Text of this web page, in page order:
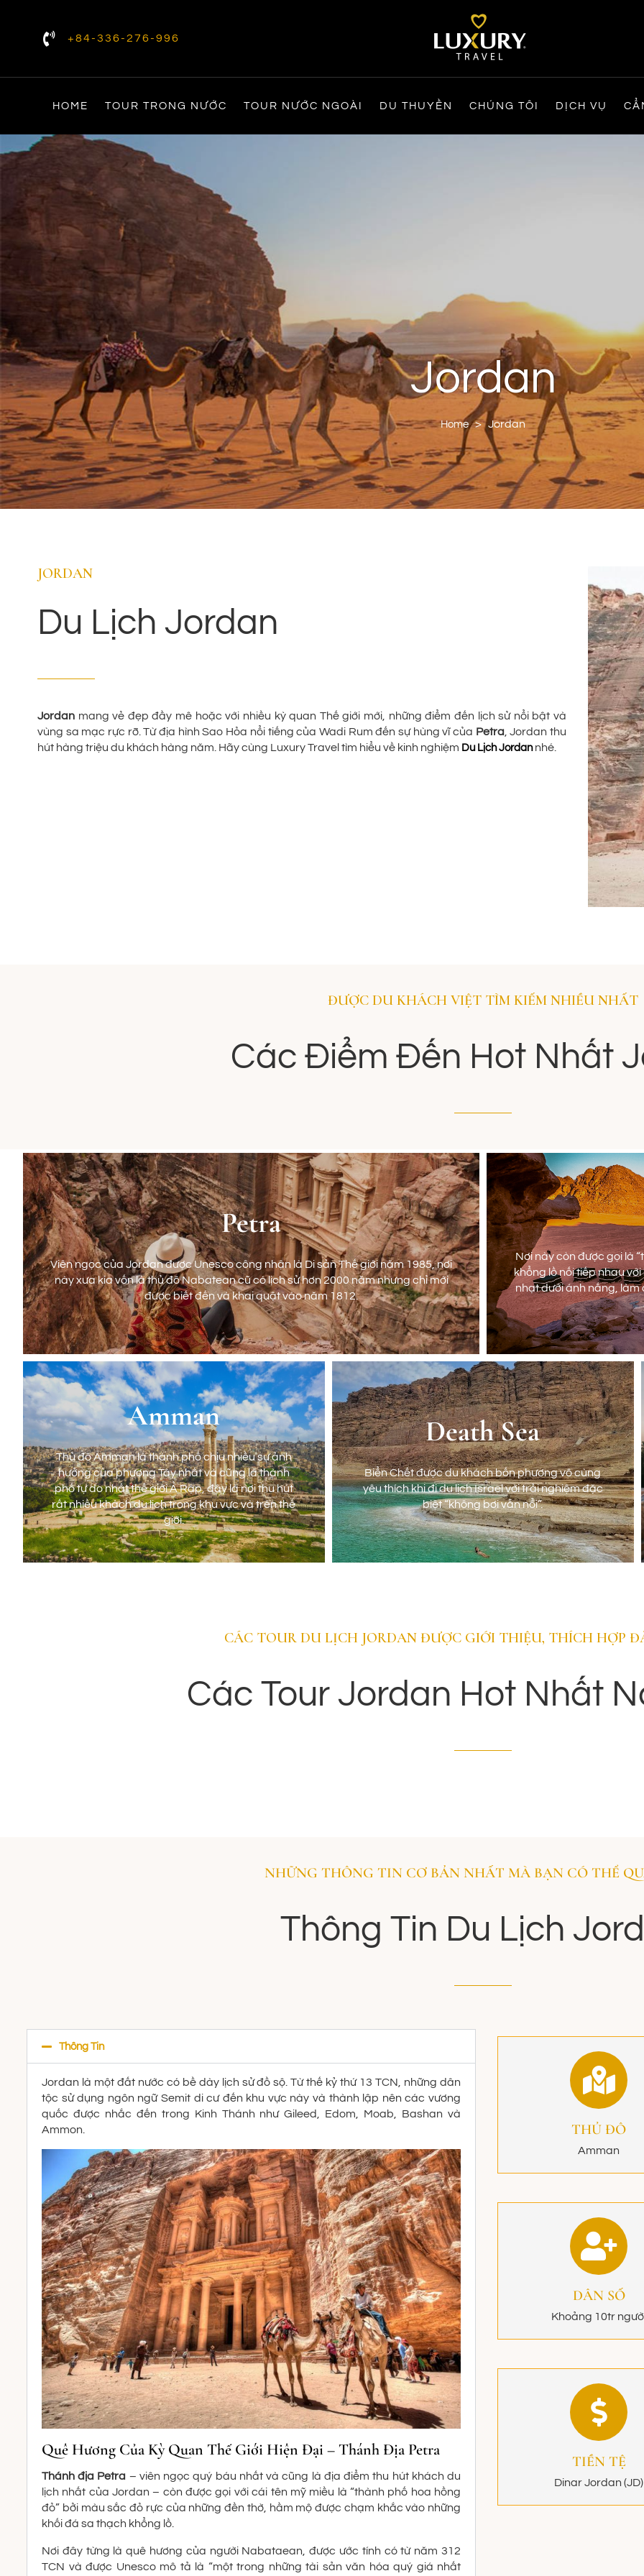
+84-336-276-996
HOME TOUR TRONG NƯỚC TOUR NƯỚC NGOÀI DU THUYỀN CHÚNG TÔI DỊCH VỤ
Jordan
Home > Jordan
JORDAN
Du Lịch Jordan
Jordan mang vẻ đẹp đầy mê hoặc với nhiều kỳ quan Thế giới mới, những điểm đến lịch sử nổi bật và
vùng sa mạc rực rỡ. Từ địa hình Sao Hỏa nổi tiếng của Wadi Rum đến sự hùng vĩ của Petra, Jordan thu
hút hàng triệu du khách hàng năm. Hãy cùng Luxury Travel tìm hiểu về kinh nghiệm Du Lịch Jordannhé.
ĐƯỢC DU KHÁCH VIỆT TÌM KIẾM NHIỀU NHẤT
Các Điểm Đến Hot Nhất
Petra
Viên ngọc của Jordan được Unesco công nhận là Di sản Thế giới năm 1985, nơi
này xưa kia vốn là thủ đô Nabatean cũ có lịch sử hơn 2000 năm nhưng chỉ mới
được biết đến và khai quật vào năm 1812.
Petra
Viên ngọc của Jordan được Unesco công nhận là Di sản Thế giới năm 1985, nơi
này xưa kia vốn là thủ đô Nabatean cũ có lịch sử hơn 2000 năm nhưng chỉ mới
được biết đến và khai quật vào năm 1812.
Nơi này còn được gọi là
khổng lồ nối tiếp nhau
nhạt dưới ánh nắng, làm
Nơi này còn được gọi là
khổng lồ nối tiếp nhau
nhạt dưới ánh nắng, làm
Amman
Thủ đô Amman là thành phố chịu nhiều sự ảnh
hưởng của phương Tây nhất và cũng là thành
phố tự do nhất thế giới Ả Rập, đây là nơi thu hút
rất nhiều khách du lịch trong khu vực và trên thế
giới.
phố tự do nhất thế giới Ả Rập, đây là nơi thu hút
rất nhiều khách du lịch trong khu vực và trên thế
Death Sea
Biển Chết được du khách bốn phương vô cùng
yêu thích khi đi du lịch Israel với trải nghiệm đặc
biệt “không bơi vẫn nổi”.
Death Sea
Biển Chết được du khách bốn phương vô cùng
yêu thích khi đi du lịch Israel với trải nghiệm đặc
biệt “không bơi vẫn nổi”.
CÁC TOUR DU LỊCH JORDAN ĐƯỢC GIỚI THIỆU, THÍCH HỢP
Các Tour Jordan Hot Nhất
NHỮNG THÔNG TIN CƠ BẢN NHẤT MÀ BẠN CÓ THỂ
Thông Tin Du Lịch
Thông Tin
Jordan là một đất nước có bề dày lịch sử đồ sộ. Từ thế kỷ thứ 13 TCN, những dân
tộc sử dụng ngôn ngữ Semit di cư đến khu vực này và thành lập nên các vương
quốc được nhắc đến trong Kinh Thánh như Gileed, Edom, Moab, Bashan và
Ammon.
Quê Hương Của Kỳ Quan Thế Giới Hiện Đại – Thánh Địa Petra
Thánh địa Petra – viên ngọc quý báu nhất và cũng là địa điểm thu hút khách du
lịch nhất của Jordan – còn được gọi với cái tên mỹ miều là “thành phố hoa hồng
đỏ” bởi màu sắc đỏ rực của những đền thờ, hầm mộ được chạm khắc vào những
khối đá sa thạch khổng lồ.
Nơi đây từng là quê hương của người Nabataean, được ước tính có từ năm 312
TCN và được Unesco mô tả là “một trong những tài sản văn hóa quý giá nhất
THỦ ĐÔ
Amman
DÂN SỐ
Khoảng 10tr
TIỀN TỆ
Dinar Jordan (JD)